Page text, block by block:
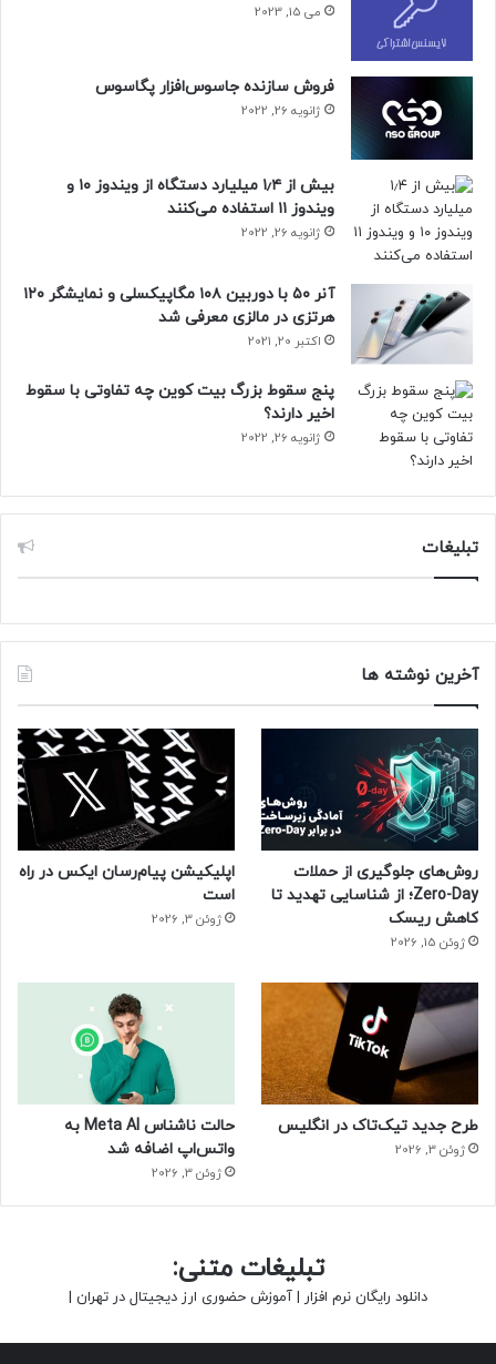
می 15, 2023
فروش سازنده جاسوس‌افزار پگاسوس
ژانویه 26, 2022
بیش از ۱٫۴ میلیارد دستگاه از ویندوز ۱۰ و
ویندوز ۱۱ استفاده می‌کنند
ژانویه 26, 2022
آنر ۵۰ با دوربین ۱۰۸ مگاپیکسلی و نمایشگر ۱۲۰
هرتزی در مالزی معرفی شد
اکتبر 20, 2021
پنج سقوط بزرگ بیت کوین چه تفاوتی با سقوط
اخیر دارند؟
ژانویه 26, 2022
تبلیغات
آخرین نوشته ها
روش‌های جلوگیری از حملات
Zero-Day؛ از شناسایی تهدید تا
کاهش ریسک
ژوئن 15, 2026
اپلیکیشن پیام‌رسان ایکس در راه
است
ژوئن 3, 2026
طرح جدید تیک‌تاک در انگلیس
ژوئن 3, 2026
حالت ناشناس Meta AI به
واتس‌اپ اضافه شد
ژوئن 3, 2026
تبلیغات متنی:
دانلود رایگان نرم افزار آموزش حضوری ارز دیجیتال در تهران